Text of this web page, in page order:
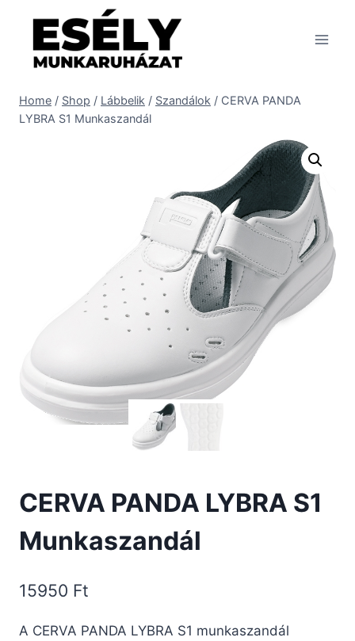
content
Home / Shop / Lábbelik / Szandálok / CERVA PANDA
LYBRA S1 Munkaszandál
CERVA PANDA LYBRA S1
Munkaszandál
15950 Ft
A CERVA PANDA LYBRA S1 munkaszandál